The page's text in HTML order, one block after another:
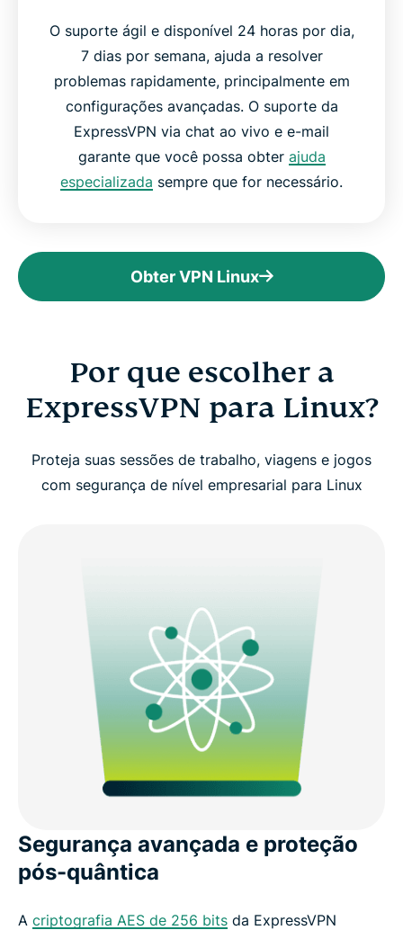
O suporte ágil e disponível 24 horas por dia,
7 dias por semana, ajuda a resolver
problemas rapidamente, principalmente em
configurações avançadas. O suporte da
ExpressVPN via chat ao vivo e e-mail
garante que você possa obter ajuda
especializada sempre que for necessário.
Obter VPN Linux
Por que escolher a
ExpressVPN para Linux?
Proteja suas sessões de trabalho, viagens e jogos
com segurança de nível empresarial para Linux
Segurança avançada e proteção
pós-quântica
A criptografia AES de 256 bits da ExpressVPN